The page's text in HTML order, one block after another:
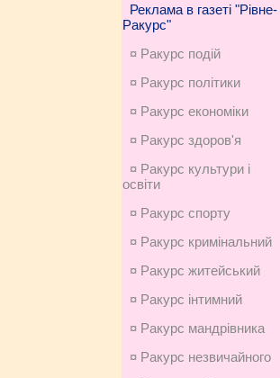
Реклама в газеті "Рівне-
Ракурс"
¤ Ракурс подій
¤ Ракурс політики
¤ Ракурс економiки
¤ Ракурс здоров'я
¤ Ракурс культури і
освіти
¤ Ракурс спорту
¤ Ракурс кримінальний
¤ Ракурс житейський
¤ Ракурс інтимний
¤ Ракурс мандрівника
¤ Ракурс незвичайного